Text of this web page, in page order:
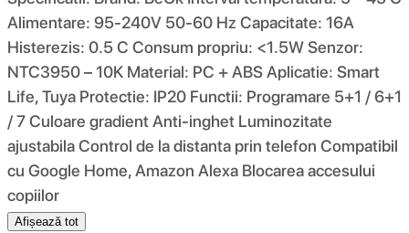
Alimentare: 95-240V 50-60 Hz Capacitate: 16A
Histerezis: 0.5 C Consum propriu: <1.5W Senzor:
NTC3950 – 10K Material: PC + ABS Aplicatie: Smart
Life, Tuya Protectie: IP20 Functii: Programare 5+1 / 6+1
/ 7 Culoare gradient Anti-inghet Luminozitate
ajustabila Control de la distanta prin telefon Compatibil
cu Google Home, Amazon Alexa Blocarea accesului
copiilor
Afișează tot